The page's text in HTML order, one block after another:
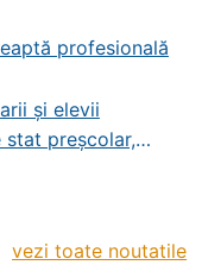
profesională
și elevii
preșcolar,
vezi toate noutatile